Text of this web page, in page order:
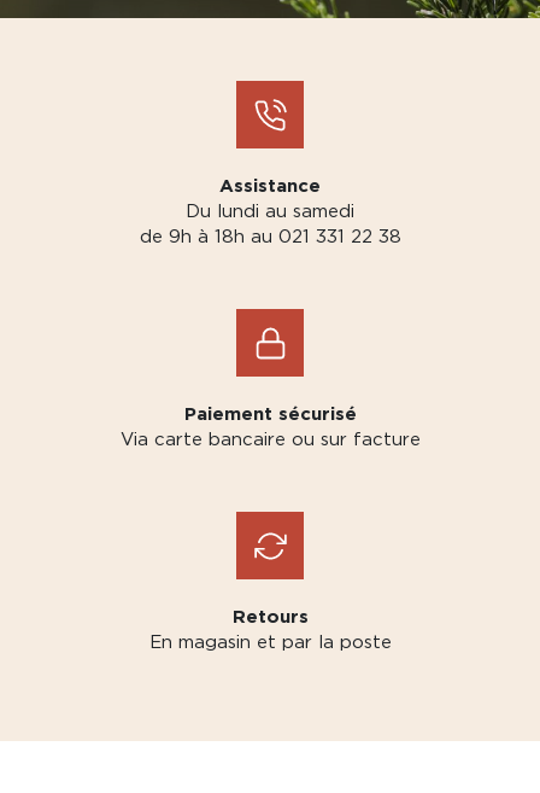
Assistance
Du lundi au samedi
de 9h à 18h au 021 331 22 38
Paiement sécurisé
Via carte bancaire ou sur facture
Retours
En magasin et par la poste